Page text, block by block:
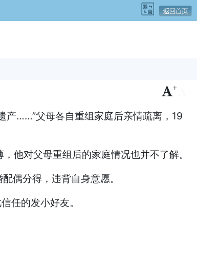
+
……”父母各自重组家庭后亲情疏离，19
对父母重组后的家庭情况也并不了解。
偶分得，违背自身意愿。
任的发小好友。